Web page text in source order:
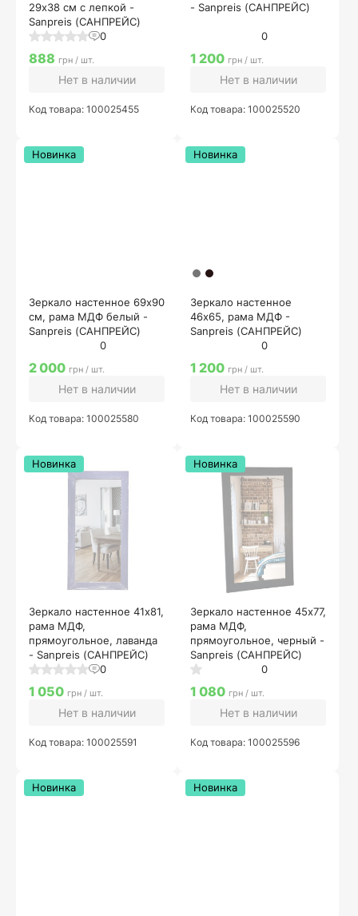
29х38 см с лепкой -
Sanpreis (САНПРЕЙС)
0
888 грн / шт.
Нет в наличии
Код товара: 100025455
- Sanpreis (САНПРЕЙС)
0
1 200 грн / шт.
Нет в наличии
Код товара: 100025520
Зеркало настенное 69х90
см, рама МДФ белый -
Sanpreis (САНПРЕЙС)
0
Новинка
2 000 грн / шт.
Нет в наличии
Код товара: 100025580
Зеркало настенное
46х65, рама МДФ -
Sanpreis (САНПРЕЙС)
0
Новинка
1 200 грн / шт.
Нет в наличии
Код товара: 100025590
Зеркало настенное 41х81,
рама МДФ,
прямоугольное, лаванда
- Sanpreis (САНПРЕЙС)
0
Новинка
1 050 грн / шт.
Нет в наличии
Код товара: 100025591
Зеркало настенное 45х77,
рама МДФ,
прямоугольное, черный -
Sanpreis (САНПРЕЙС)
0
Новинка
1 080 грн / шт.
Нет в наличии
Код товара: 100025596
Новинка Новинка